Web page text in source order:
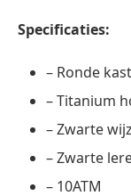
Specificaties:
– Ronde
– Titanium
– Zwarte
– Zwarte
– 10ATM